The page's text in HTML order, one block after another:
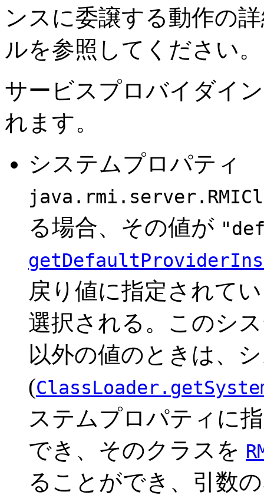
ンスに委譲する動作の
ルを参照してください。
サービスプロバイダイ
れます。
システムプロパティ
る場合、その値が
戻り値に指定されて
選択される。このシ
以外の値のときは、
(
ステムプロパティに
でき、そのクラスを
ることができ、引数